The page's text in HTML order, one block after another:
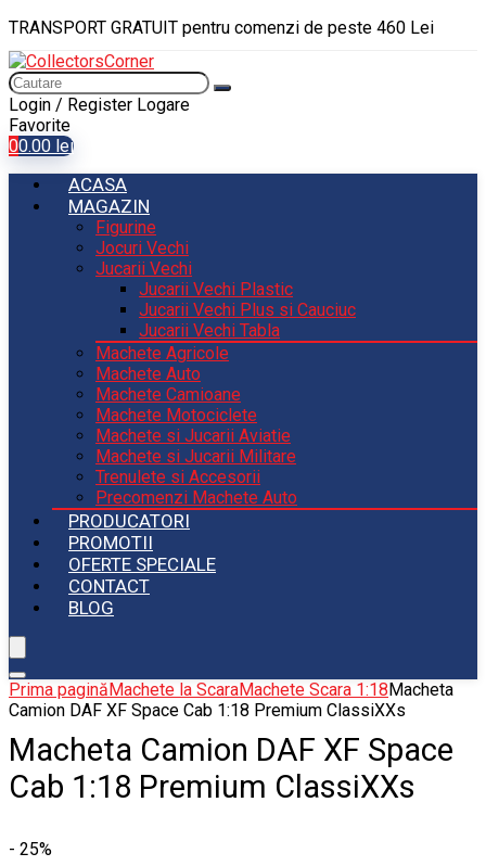
TRANSPORT GRATUIT pentru comenzi de peste 460 Lei
Login / Register Logare
Favorite
00.00 lei
ACASA
MAGAZIN
Figurine
Jocuri Vechi
Jucarii Vechi
Jucarii Vechi Plastic
Jucarii Vechi Plus si Cauciuc
Jucarii Vechi Tabla
Machete Agricole
Machete Auto
Machete Camioane
Machete Motociclete
Machete si Jucarii Aviatie
Machete si Jucarii Militare
Trenulete si Accesorii
Precomenzi Machete Auto
PRODUCATORI
PROMOTII
OFERTE SPECIALE
CONTACT
BLOG
Prima paginăMachete la ScaraMachete Scara 1:18Macheta
Camion DAF XF Space Cab 1:18 Premium ClassiXXs
Macheta Camion DAF XF Space
Cab 1:18 Premium ClassiXXs
- 25%